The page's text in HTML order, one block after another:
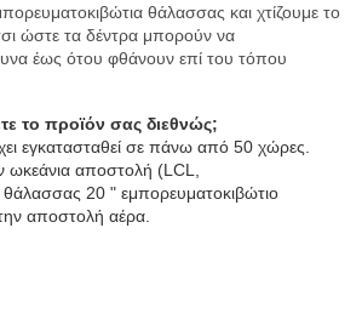
θάλασσας και χτίζουμε το
ώστε τα δέντρα μπορούν να
έως ότου φθάνουν επί του τόπου
το προϊόν σας διεθνώς;
εγκατασταθεί σε πάνω από 50 χώρες.
ωκεάνια αποστολή (LCL,
θάλασσας 20 " εμπορευματοκιβώτιο
αποστολή αέρα.